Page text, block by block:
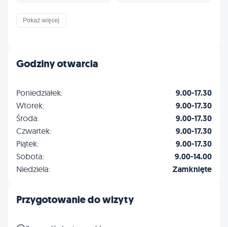
Dermatologia
Pokaż więcej
Godziny otwarcia
Poniedziałek: 9.00-17.30
Wtorek: 9.00-17.30
Środa: 9.00-17.30
Czwartek: 9.00-17.30
Piątek: 9.00-17.30
Sobota: 9.00-14.00
Niedziela: Zamknięte
Przygotowanie do wizyty